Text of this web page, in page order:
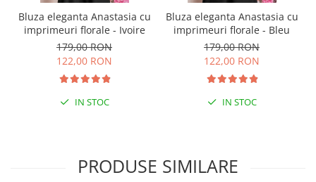
Bluza eleganta Anastasia cu
imprimeuri florale - Ivoire
179,00 RON
122,00 RON
IN STOC
Bluza eleganta Anastasia cu
imprimeuri florale - Bleu
179,00 RON
122,00 RON
IN STOC
PRODUSE SIMILARE